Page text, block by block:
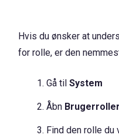
Hvis du ønsker at
for rolle, er den
Gå til System
Åbn Brugerroller
Find den rolle du